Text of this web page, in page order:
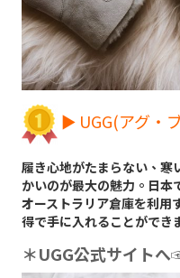
► UGG(アグ・
履き心地がたまらない、寒
かいのが最大の魅力。日本
オーストラリア倉庫を利用
得で手に入れることができ
＊UGG公式サイトへ